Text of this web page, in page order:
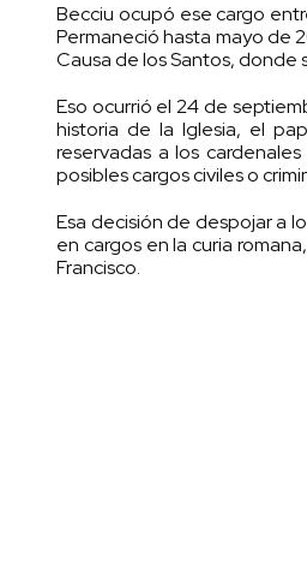
Becciu ocupó ese cargo
Permaneció hasta mayo de
Causa de los Santos,
Eso ocurrió el 24 de
historia de la Iglesia, el
reservadas a los
posibles cargos civiles o
Esa decisión de despojar a
en cargos en la curia
Francisco.